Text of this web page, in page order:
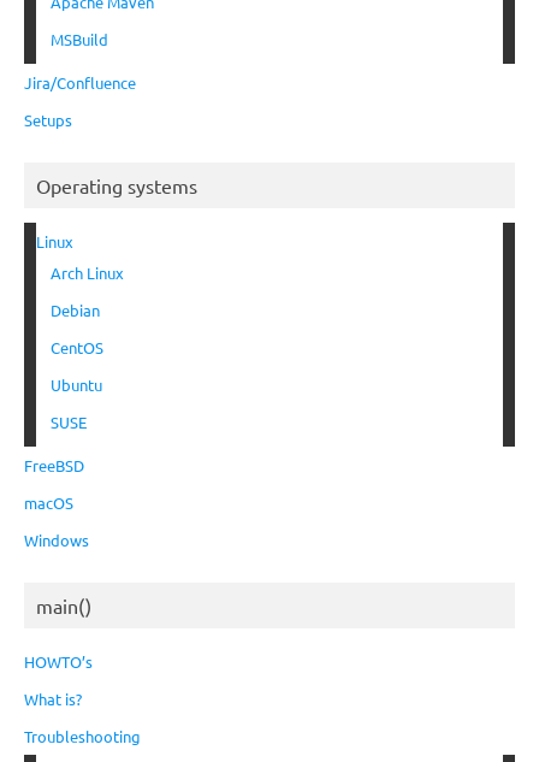
MSBuild
Jira/Confluence
Setups
Operating systems
Linux
Arch Linux
Debian
CentOS
Ubuntu
SUSE
FreeBSD
macOS
Windows
main()
HOWTO’s
What is?
Troubleshooting